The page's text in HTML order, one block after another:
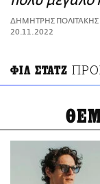
ΑΜΠΑ
PRINT
ΔΗΜΗΤΡΗΣ ΠΟΛΙΤΑΚΗΣ
20.11.2022
ΦΙΛ ΣΤΑΤΖ